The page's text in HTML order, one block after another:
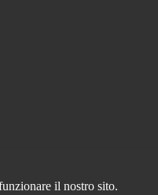
il nostro sito.